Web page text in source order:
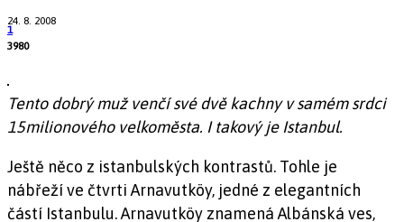
24. 8. 2008
1
3980
Tento dobrý muž venčí své dvě kachny v samém srdci
15milionového velkoměsta. I takový je Istanbul.
Ještě něco z istanbulských kontrastů. Tohle je
nábřeží ve čtvrti Arnavutköy, jedné z elegantních
částí Istanbulu. Arnavutköy znamená Albánská ves,